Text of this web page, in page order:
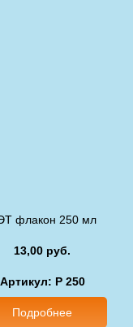
флакон 250 мл
13,00 руб.
Артикул: P 250
Подробнее